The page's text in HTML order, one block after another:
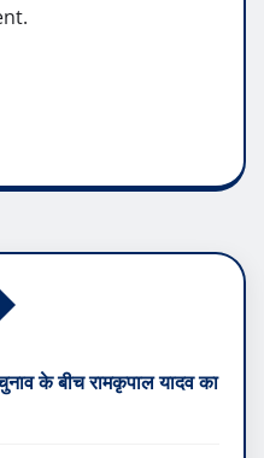
के बीच रामकृपाल यादव का